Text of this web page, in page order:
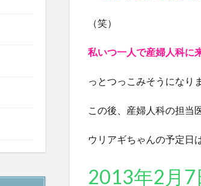
（笑）
私いつ一人で産婦人科に
っとつっこみそうになり
この後、産婦人科の担当
ウリアギちゃんの予定日
2013年2月7